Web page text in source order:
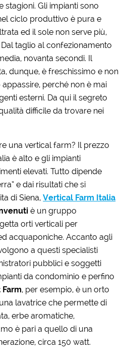
stagioni. Gli impianti sono
ciclo produttivo è pura e
ed il sole non serve più,
taglio al confezionamento
novanta secondi. Il
dunque, è freschissimo e non
perché non è mai
esterni. Da qui il segreto
difficile da trovare nei
una vertical farm? Il prezzo
è alto e gli impianti
elevati. Tutto dipende
e dai risultati che si
di Siena,Vertical Farm Italia
è un gruppo
orti verticali per
acquaponiche. Accanto agli
a questi specialisti
pubblici e soggetti
da condominio e perfino
, per esempio, è un orto
lavatrice che permette di
erbe aromatiche,
è pari a quello di una
circa 150 watt.